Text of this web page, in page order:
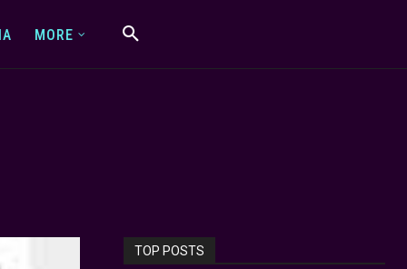
MORE
TOP POSTS